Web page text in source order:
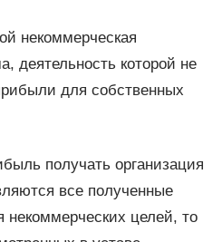
некоммерческая
деятельность которой не
для собственных
получать организация
все полученные
некоммерческих целей, то